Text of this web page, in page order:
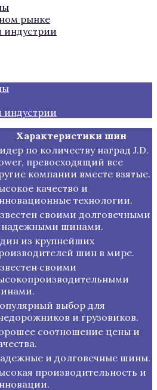
рынке
Характеристики шин
по количеству наград J.D.
превосходящий все
компании вместе взятые.
качество и
технологии.
своими долговечными
надежными шинами.
из крупнейших
шин в мире.
своими
выбор для
и грузовиков.
соотношение цены и
и долговечные шины.
производительность и